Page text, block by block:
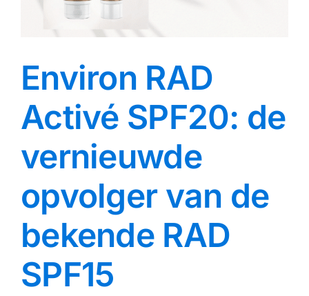
Environ RAD
Activé SPF20: de
vernieuwde
opvolger van de
bekende RAD
SPF15